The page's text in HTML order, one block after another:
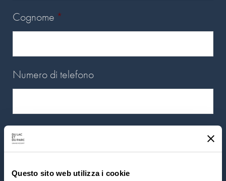
Questo sito web utilizza i cookie
Cognome *
Numero di telefono
E-mail